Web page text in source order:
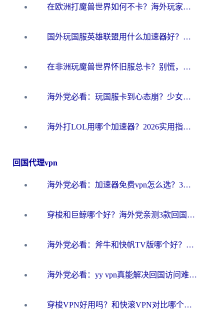
在欧洲打魔兽世界如何不卡？海外玩家的国服游戏加速终极攻略
国外玩国服英雄联盟用什么加速器好？海外党亲测有效的国服游戏加速指南
在非洲玩魔兽世界怀旧服总卡？别慌，这份指南帮你丝滑开荒
海外党必看：玩国服卡到心态崩？少女前线云图计划加速器免费推荐+碧蓝航线足球世界流畅攻略
海外打LOL用哪个加速器？2026实用指南：从延迟到设备适配，一篇解决你的国服游戏痛点
回国代理vpn
海外党必看：加速器免费vpn怎么选？3步教你无缝访问国内资源
穿梭和巨鲸哪个好？海外党亲测3款回国加速器，教你避开90%的坑
海外党必看：斧牛和快帆TV版哪个好？3分钟选对回国加速器，无缝刷B站、追热剧
海外党必看：yy vpn真能解决回国访问难题？附云极initap测评+免费方案对比
穿梭VPN好用吗？和快滚VPN对比哪个回国效果更好？海外党选回国加速器必看指南